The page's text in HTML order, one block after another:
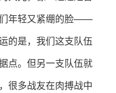
年轻又紧绷的脸——
的是，我们这支队伍
点。但另一支队伍就
很多战友在肉搏战中